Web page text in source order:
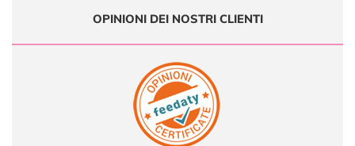
OPINIONI DEI NOSTRI CLIENTI